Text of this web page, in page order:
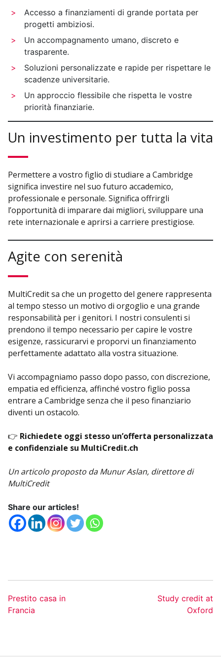
Accesso a finanziamenti di grande portata per
progetti ambiziosi.
Un accompagnamento umano, discreto e
trasparente.
Soluzioni personalizzate e rapide per rispettare le
scadenze universitarie.
Un approccio flessibile che rispetta le vostre
priorità finanziarie.
Un investimento per tutta la vita
Permettere a vostro figlio di studiare a Cambridge
significa investire nel suo futuro accademico,
professionale e personale. Significa offrirgli
l’opportunità di imparare dai migliori, sviluppare una
rete internazionale e aprirsi a carriere prestigiose.
Agite con serenità
MultiCredit sa che un progetto del genere rappresenta
al tempo stesso un motivo di orgoglio e una grande
responsabilità per i genitori. I nostri consulenti si
prendono il tempo necessario per capire le vostre
esigenze, rassicurarvi e proporvi un finanziamento
perfettamente adattato alla vostra situazione.
Vi accompagniamo passo dopo passo, con discrezione,
empatia ed efficienza, affinché vostro figlio possa
entrare a Cambridge senza che il peso finanziario
diventi un ostacolo.
👉 Richiedete oggi stesso un’offerta personalizzata
e confidenziale su MultiCredit.ch
Un articolo proposto da Munur Aslan, direttore di
MultiCredit
Share our articles!
Prestito casa in
Francia
Study credit at
Oxford